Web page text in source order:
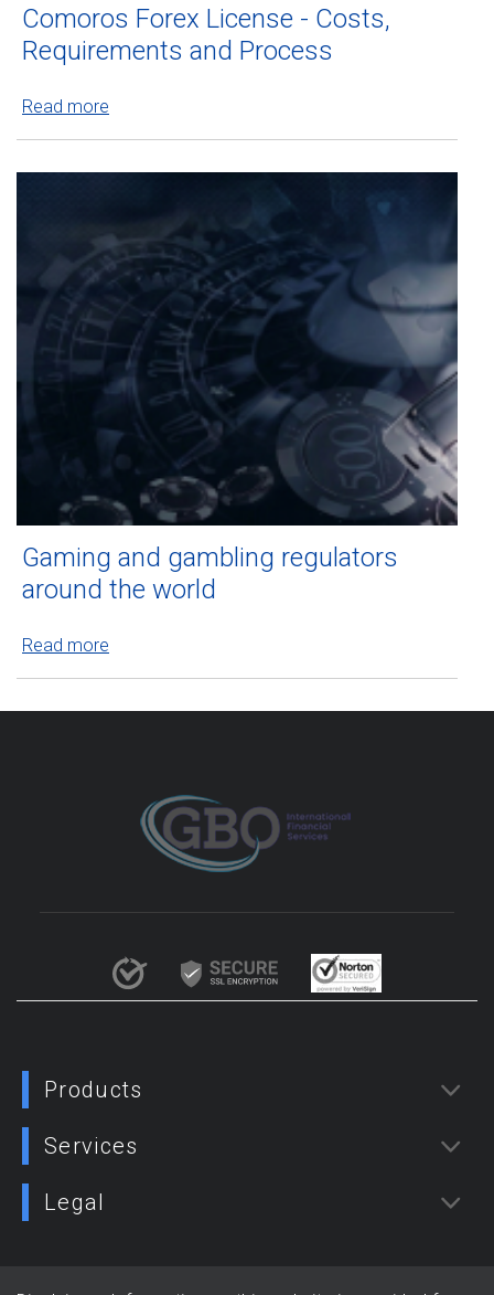
Comoros Forex License - Costs,
Requirements and Process
Read more
Gaming and gambling regulators
around the world
Read more
Products
Services
Legal